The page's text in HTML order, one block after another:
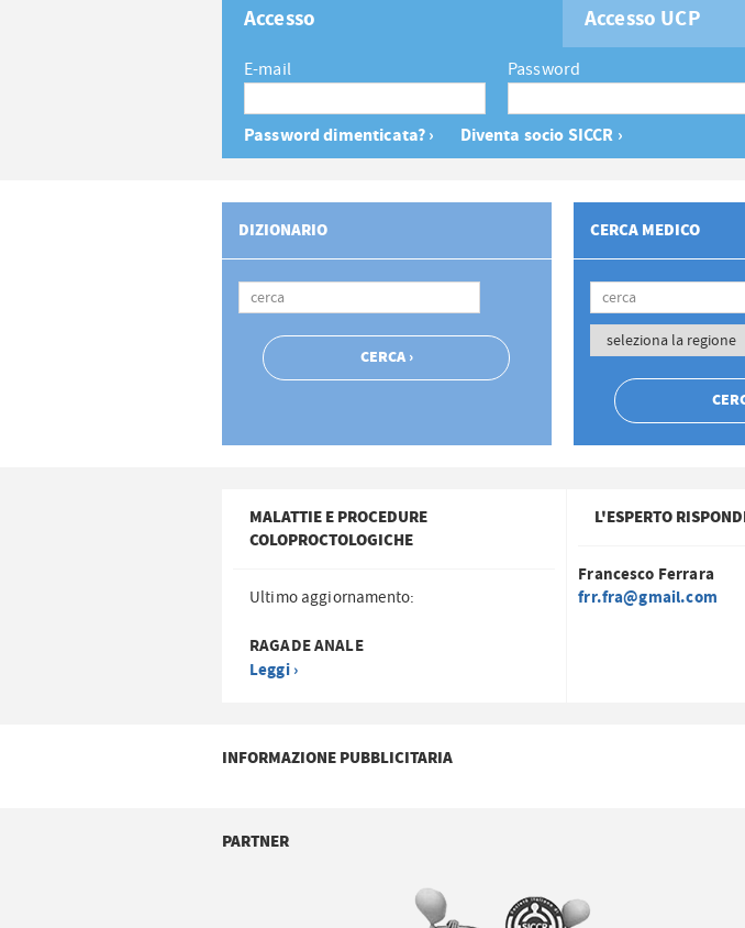
Accesso Accesso UCP
E-mail Password
Password dimenticata? › Diventa socio SICCR ›
DIZIONARIO CERCA MEDICO
MALATTIE E PROCEDURE
COLOPROCTOLOGICHE
Ultimo aggiornamento:
RAGADE ANALE
Leggi ›
L'ESPERTO
Francesco Ferrara
frr.fra@gmail.com
INFORMAZIONE PUBBLICITARIA
PARTNER